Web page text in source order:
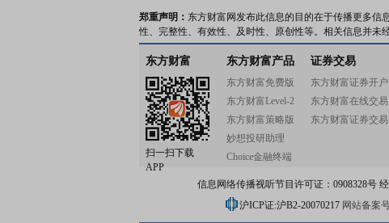
郑重声明： 东方财富网发布此信息的目的在于传播更多信
性、完整性、有效性、及时性、原创性等。相关信息并未
东方财富
扫一扫下载
APP
东方财富产品
东方财富免费版
东方财富Level-2
东方财富策略版
妙想投研助理
Choice金融终端
证券交易
东方财富证券开户
东方财富在线交易
东方财富证券交易
信息网络传播视听节目许可证：0908328号
沪ICP证:沪B2-20070217 网站备案